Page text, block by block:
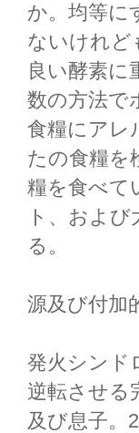
か。均等に
ないけれど
良い酵素に
数の方法で
食糧にアレ
たの食糧を
糧を食べて
ト、およ
る。
源及び付加
発火シンド
逆転させる
及び息子。